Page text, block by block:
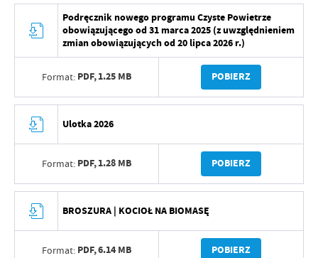
Podręcznik nowego programu Czyste Powietrze
obowiązującego od 31 marca 2025 (z uwzględnieniem
zmian obowiązujących od 20 lipca 2026 r.)
Format: PDF,1.25 MB POBIERZ
Ulotka 2026
Format: PDF,1.28 MB POBIERZ
BROSZURA | KOCIOŁ NA BIOMASĘ
Format: PDF,6.14 MB POBIERZ